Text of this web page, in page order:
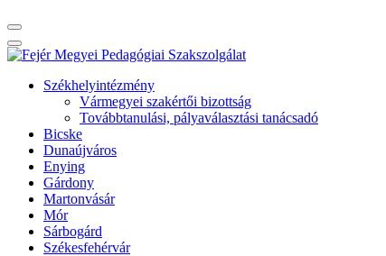
Székhelyintézmény
Vármegyei szakértői bizottság
Továbbtanulási, pályaválasztási tanácsadó
Bicske
Dunaújváros
Enying
Gárdony
Martonvásár
Mór
Sárbogárd
Székesfehérvár